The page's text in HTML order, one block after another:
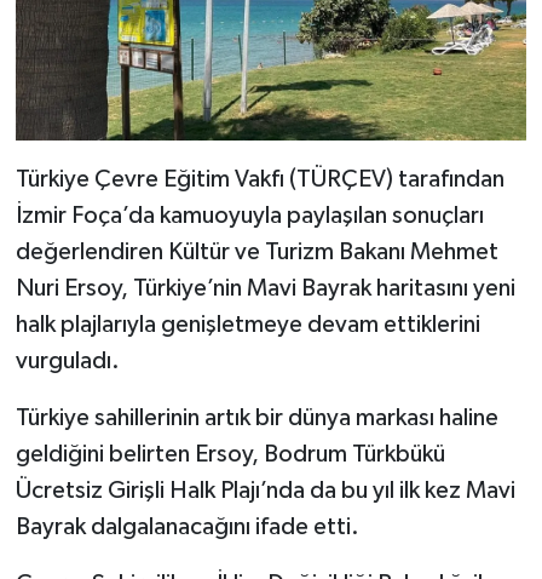
Türkiye Çevre Eğitim Vakfı (TÜRÇEV) tarafından
İzmir Foça’da kamuoyuyla paylaşılan sonuçları
değerlendiren Kültür ve Turizm Bakanı Mehmet
Nuri Ersoy, Türkiye’nin Mavi Bayrak haritasını yeni
halk plajlarıyla genişletmeye devam ettiklerini
vurguladı.
Türkiye sahillerinin artık bir dünya markası haline
geldiğini belirten Ersoy, Bodrum Türkbükü
Ücretsiz Girişli Halk Plajı’nda da bu yıl ilk kez Mavi
Bayrak dalgalanacağını ifade etti.